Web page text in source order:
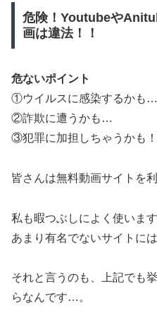
危険！Youtubeや
画は違法！！
危ないポイント
①ウイルスに感染するかも…
②詐欺に遭うかも…
③犯罪に加担しちゃうかも！
皆さんは無料動画サイトを
私も暇つぶしによく使いま
あまり有名でないサイトに
それと言うのも、上記でも
らなんです…。